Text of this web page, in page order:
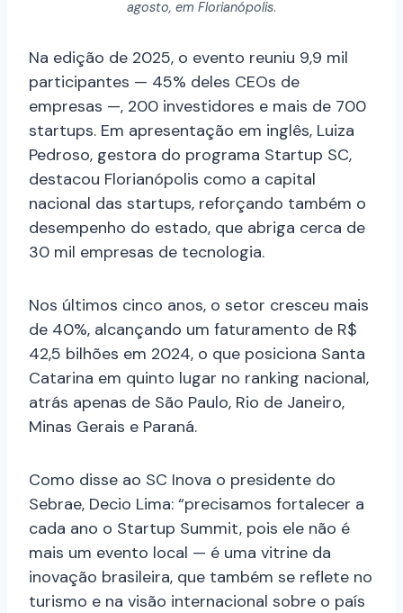
agosto, em Florianópolis.
Na edição de 2025, o evento reuniu 9,9 mil
participantes — 45% deles CEOs de
empresas —, 200 investidores e mais de 700
startups. Em apresentação em inglês, Luiza
Pedroso, gestora do programa Startup SC,
destacou Florianópolis como a capital
nacional das startups, reforçando também o
desempenho do estado, que abriga cerca de
30 mil empresas de tecnologia.
Nos últimos cinco anos, o setor cresceu mais
de 40%, alcançando um faturamento de R$
42,5 bilhões em 2024, o que posiciona Santa
Catarina em quinto lugar no ranking nacional,
atrás apenas de São Paulo, Rio de Janeiro,
Minas Gerais e Paraná.
Como disse ao SC Inova o presidente do
Sebrae, Decio Lima: “precisamos fortalecer a
cada ano o Startup Summit, pois ele não é
mais um evento local — é uma vitrine da
inovação brasileira, que também se reflete no
turismo e na visão internacional sobre o país